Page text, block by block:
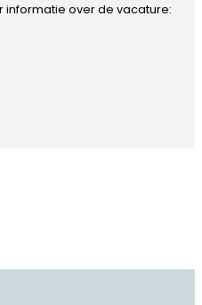
informatie over de vacature: